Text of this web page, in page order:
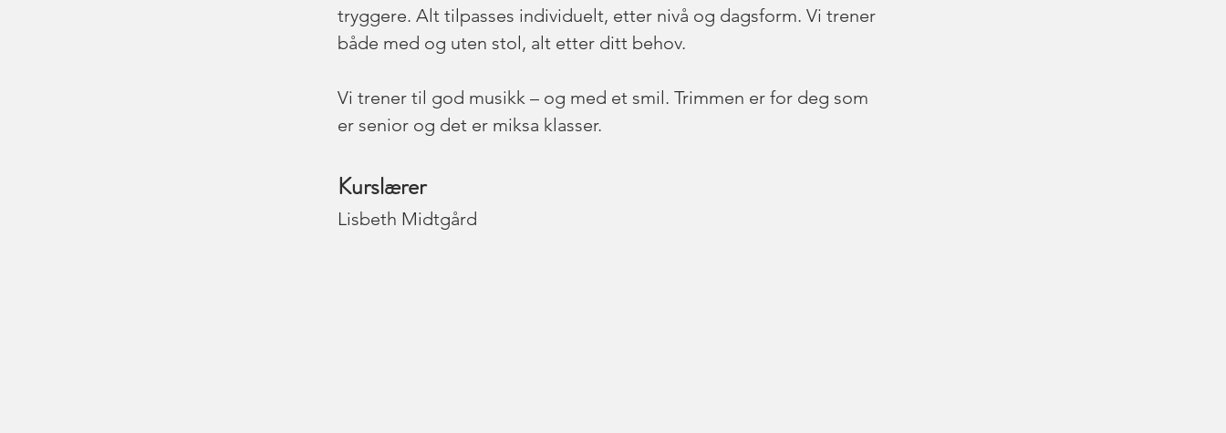
tryggere. Alt tilpasses individuelt, etter nivå og dagsform. Vi trener
både med og uten stol, alt etter ditt behov.
Vi trener til god musikk – og med et smil. Trimmen er for deg som
er senior og det er miksa klasser.
Kurslærer
Lisbeth Midtgård